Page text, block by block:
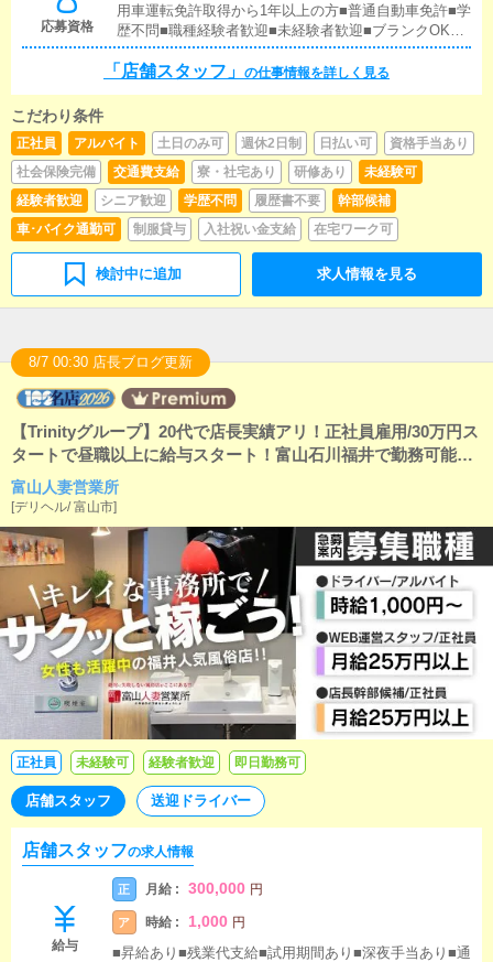
メ日記）などの使い方などのアドバイスを行っていた
だきます。■PC更新業務ヘブンネットなど、ポータル
サイト等の店舗情報更新作業を行っていただきます。
キャストの出勤情報やイベント、求人ブログの作成と
Cが苦手な人でも簡単にできます。■清掃・備品管理お
客様やキャストの方に快適にお過ごしいただくため、
店内の清掃や備品の管理・補充を行っていただきま
す。■その他の業務送迎寮管理
応募資格
用車運転免許取得から1年以上の方■普通自動車免許■学
歴不問■職種経験者歓迎■未経験者歓迎■ブランクOK■
キャスト経験者も歓迎
「店舗スタッフ」 の仕事情報を詳しく見る
こだわり条件
正社員 アルバイト 土日のみ可 週休2日制 日払い可
資格手当あり
社会保険完備
交通費支給 寮・社宅あり 研修あり
未経験可
経験者歓迎
シニア歓迎 学歴不問 履歴書不要
幹部候補
車･バイク通勤可
制服貸与 入社祝い金支給 在宅ワーク可
検討中に追加 求人情報を見る
8/7 00:30 店長ブログ更新
【Trinityグループ】20代で店長実績アリ！正社員雇用/30万円ス
タートで昼職以上に給与スタート！富山石川福井で勤務可能な
ため、どのエリアの方でもご応募可能です！
富山人妻営業所
[デリヘル/富山市]
正社員 未経験可 経験者歓迎 即日勤務可
店舗スタッフ 送迎ドライバー
店舗スタッフの求人情報
給与
正 月給 : 300,000 円
ア 時給 : 1,000 円
■昇給あり■残業代支給■試用期間あり■深夜手当あり■通